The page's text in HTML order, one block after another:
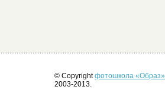
© Copyrightфотошкола «Образ»
2003-2013.